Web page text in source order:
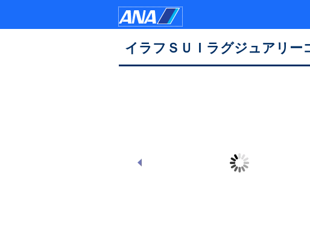
イラフＳＵＩラグジュアリー